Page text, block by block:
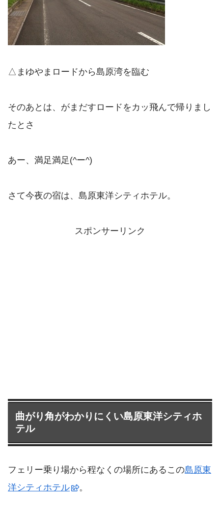
△まゆやまロードから島原湾を臨む
そのあとは、がまだすロードをカッ飛んで帰りまし
たとさ
あー、満足満足(^ー^)
さて今夜の宿は、島原東洋シティホテル。
スポンサーリンク
曲がり角がわかりにくい島原東洋シティホ
テル
フェリー乗り場から程なくの場所にあるこの島原東
洋シティホテル
。